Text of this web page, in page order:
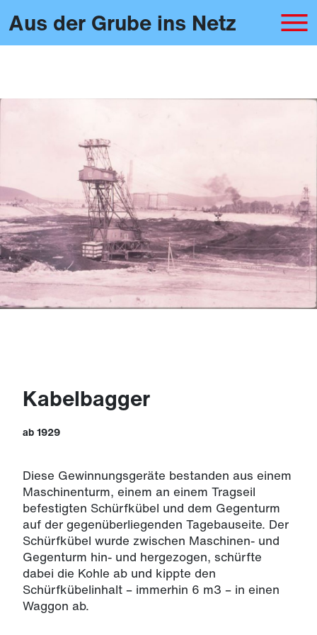
Aus der Grube ins Netz
Kabelbagger
ab 1929
Diese Gewinnungsgeräte bestanden aus einem
Maschinenturm, einem an einem Tragseil
befestigten Schürfkübel und dem Gegenturm
auf der gegenüberliegenden Tagebauseite. Der
Schürfkübel wurde zwischen Maschinen- und
Gegenturm hin- und hergezogen, schürfte
dabei die Kohle ab und kippte den
Schürfkübelinhalt – immerhin 6 m3 – in einen
Waggon ab.